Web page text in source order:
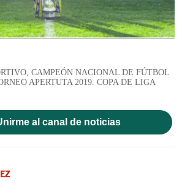
CAMPEÓN NACIONAL DE FÚTBOL
APERTUTA 2019. COPA DE LIGA
al canal de noticias